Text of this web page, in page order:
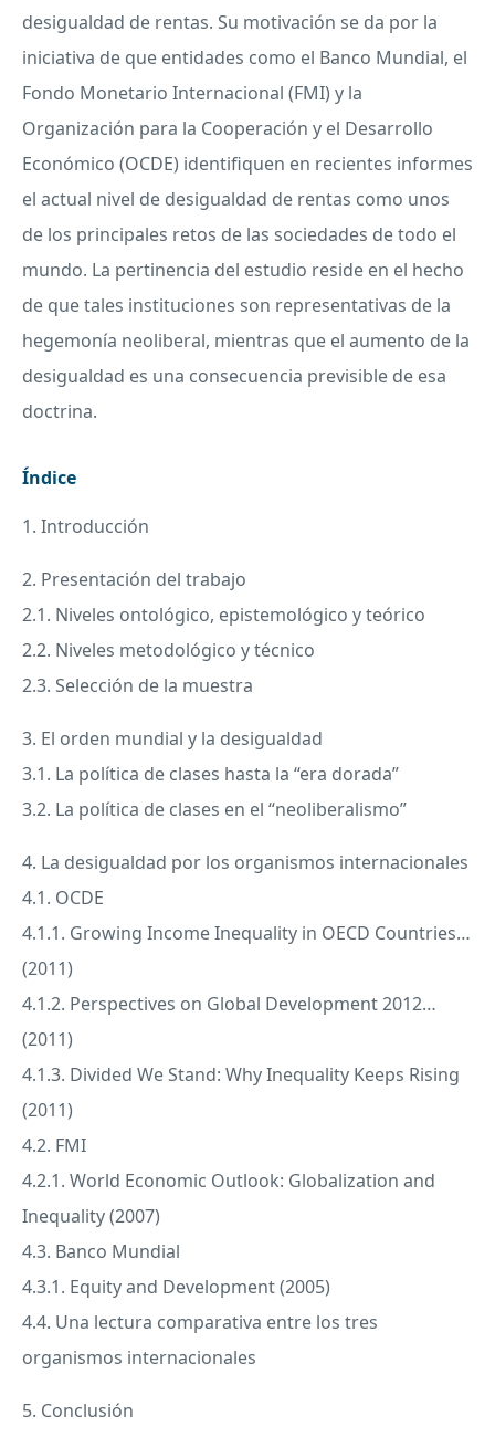
desigualdad de rentas. Su motivación se da por la
iniciativa de que entidades como el Banco Mundial, el
Fondo Monetario Internacional (FMI) y la
Organización para la Cooperación y el Desarrollo
Económico (OCDE) identifiquen en recientes informes
el actual nivel de desigualdad de rentas como unos
de los principales retos de las sociedades de todo el
mundo. La pertinencia del estudio reside en el hecho
de que tales instituciones son representativas de la
hegemonía neoliberal, mientras que el aumento de la
desigualdad es una consecuencia previsible de esa
doctrina.
Índice
1. Introducción
2. Presentación del trabajo
2.1. Niveles ontológico, epistemológico y teórico
2.2. Niveles metodológico y técnico
2.3. Selección de la muestra
3. El orden mundial y la desigualdad
3.1. La política de clases hasta la “era dorada”
3.2. La política de clases en el “neoliberalismo”
4. La desigualdad por los organismos internacionales
4.1. OCDE
4.1.1. Growing Income Inequality in OECD Countries…
(2011)
4.1.2. Perspectives on Global Development 2012…
(2011)
4.1.3. Divided We Stand: Why Inequality Keeps Rising
(2011)
4.2. FMI
4.2.1. World Economic Outlook: Globalization and
Inequality (2007)
4.3. Banco Mundial
4.3.1. Equity and Development (2005)
4.4. Una lectura comparativa entre los tres
organismos internacionales
5. Conclusión